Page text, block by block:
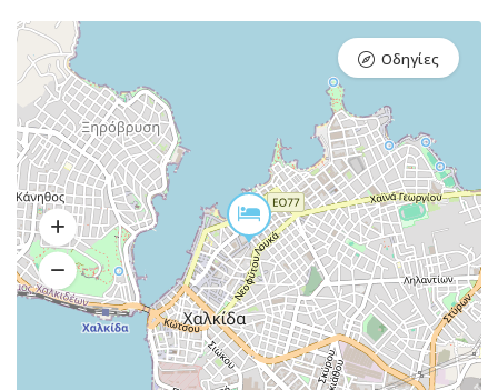
Οδηγίες